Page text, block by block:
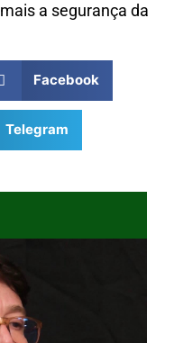
a segurança da
Facebook
Telegram